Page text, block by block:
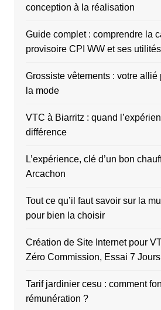
conception à la réalisation
Guide complet : comprendre la
provisoire CPI WW et ses utilités
Grossiste vêtements : votre allié
la mode
VTC à Biarritz : quand
différence
L’expérience, clé d’un bon
Arcachon
Tout ce qu’il faut savoir sur la
pour bien la choisir
Création de Site Internet pour
Zéro Commission, Essai 7 Jours
Tarif jardinier cesu : comment
rémunération ?